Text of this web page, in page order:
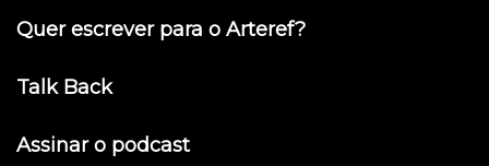
Quer escrever para o Arteref?
Talk Back
Assinar o podcast